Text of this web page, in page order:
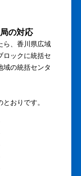
の対応
ら、香川県広域
ロックに統括セ
域の統括センタ
おりです。